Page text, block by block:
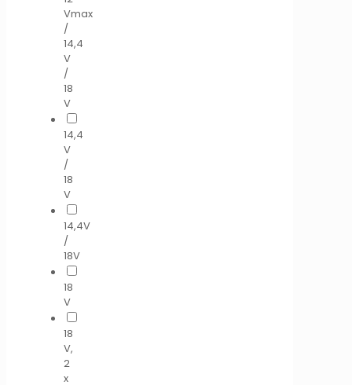
Vmax
/
14,4
V
/
18
V
14,4
V
/
18
V
14,4V
/
18V
18
V
18
V,
2
x